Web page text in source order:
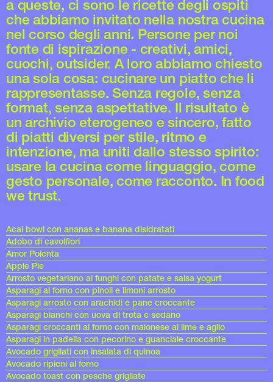
a queste, ci sono le ricette degli ospiti
che abbiamo invitato nella nostra cucina
nel corso degli anni. Persone per noi
fonte di ispirazione - creativi, amici,
cuochi, outsider. A loro abbiamo chiesto
una sola cosa: cucinare un piatto che li
rappresentasse. Senza regole, senza
format, senza aspettative. Il risultato è
un archivio eterogeneo e sincero, fatto
di piatti diversi per stile, ritmo e
intenzione, ma uniti dallo stesso spirito:
usare la cucina come linguaggio, come
gesto personale, come racconto. In food
we trust.
Acai bowl con ananas e banana disidratati
Adobo di cavolfiori
Amor Polenta
Apple Pie
Arrosto vegetariano ai funghi con patate e salsa yogurt
Asparagi al forno con pinoli e limoni arrosto
Asparagi arrosto con arachidi e pane croccante
Asparagi bianchi con uova di trota e sedano
Asparagi croccanti al forno con maionese al lime e aglio
Asparagi in padella con pecorino e guanciale croccante
Avocado grigliati con insalata di quinoa
Avocado ripieni al forno
Avocado toast con pesche grigliate